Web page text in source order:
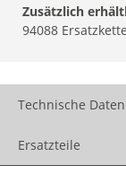
Zusätzlich
94088
Technische Daten
Ersatzteile